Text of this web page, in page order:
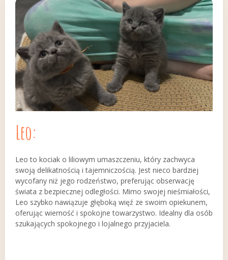
Leo:
Leo to kociak o liliowym umaszczeniu, który zachwyca
swoją delikatnością i tajemniczością. Jest nieco bardziej
wycofany niż jego rodzeństwo, preferując obserwację
świata z bezpiecznej odległości. Mimo swojej nieśmiałości,
Leo szybko nawiązuje głęboką więź ze swoim opiekunem,
oferując wierność i spokojne towarzystwo. Idealny dla osób
szukających spokojnego i lojalnego przyjaciela.